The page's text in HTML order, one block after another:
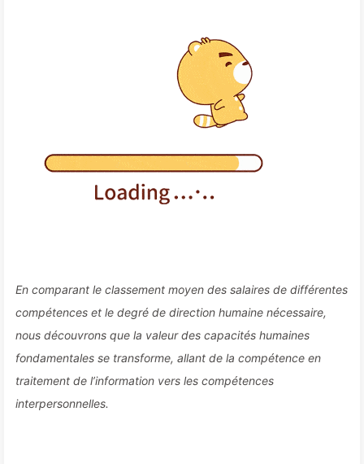
En comparant le classement moyen des salaires de différentes
compétences et le degré de direction humaine nécessaire,
nous découvrons que la valeur des capacités humaines
fondamentales se transforme, allant de la compétence en
traitement de l’information vers les compétences
interpersonnelles.